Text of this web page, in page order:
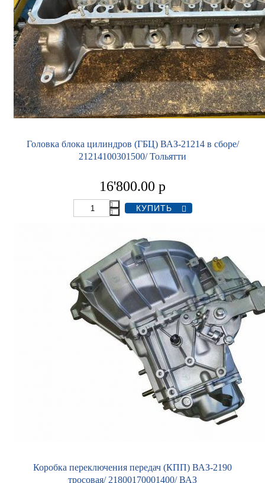
Головка блока цилиндров (ГБЦ) ВАЗ-21214 в сборе/
21214100301500/ Тольятти
16'800.00 р
Коробка переключения передач (КПП) ВАЗ-2190
тросовая/ 21800170001400/ ВАЗ